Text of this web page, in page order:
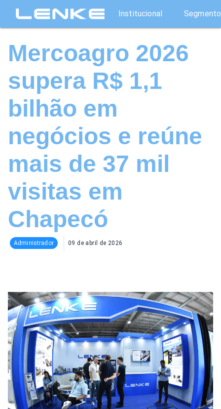
Institucional
Mercoagro 2026
supera R$ 1,1
bilhão em
negócios e reúne
mais de 37 mil
visitas em
Chapecó
Administrador 09 de abril de 2026